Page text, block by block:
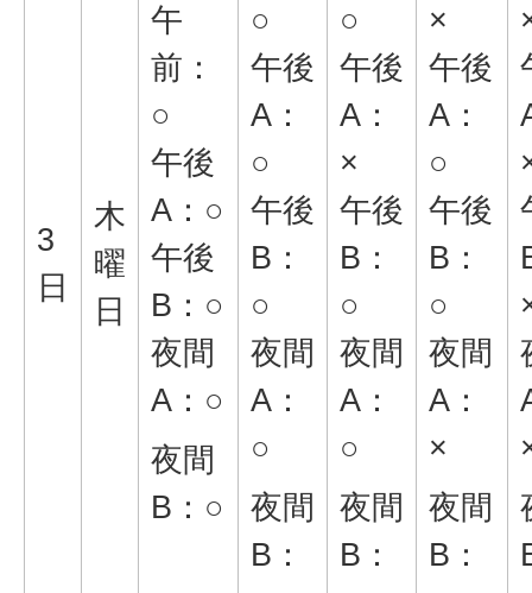
3
日
木
曜
日
午
前：
○
午後
A：○
午後
B：○
夜間
A：○
夜間
B：○
○
午後
A：
○
午後
B：
○
夜間
A：
○
夜間
B：
○
午後
A：
×
午後
B：
○
夜間
A：
○
夜間
B：
×
午後
A：
○
午後
B：
○
夜間
A：
×
夜間
B：